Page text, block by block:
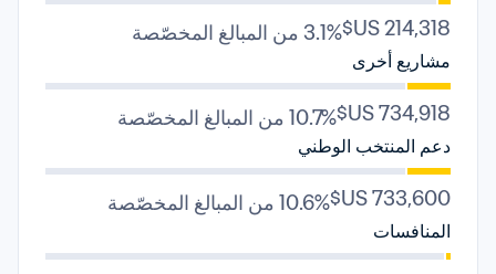
3.1% من المبالغ المخصّصة
مشاريع أخرى
10.7% من المبالغ المخصّصة
دعم المنتخب الوطني
10.6% من المبالغ المخصّصة
المنافسات